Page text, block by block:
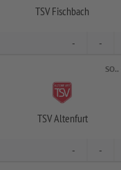
TSV Fischbach
- -
SO..
TSV Altenfurt
- -